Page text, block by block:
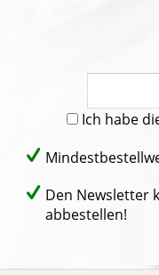
Ich habe
Den Newsletter
abbestellen!